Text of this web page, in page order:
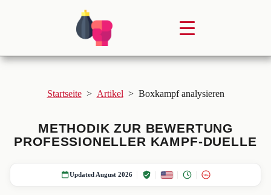
Startseite > Artikel > Boxkampf analysieren
METHODIK ZUR BEWERTUNG
PROFESSIONELLER KAMPF-DUELLE
Updated August 2026 18+